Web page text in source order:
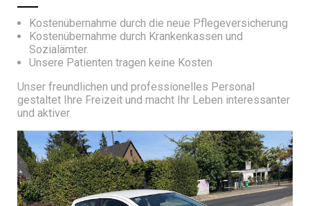
Kostenübernahme durch die neue Pflegeversicherung
Kostenübernahme durch Krankenkassen und
Sozialämter.
Unsere Patienten tragen keine Kosten
Unser freundlichen und professionelles Personal
gestaltet Ihre Freizeit und macht Ihr Leben interessanter
und aktiver.